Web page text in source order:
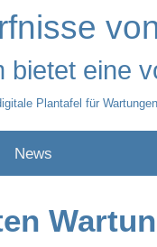
eine
Plantafel für Wartungen
News